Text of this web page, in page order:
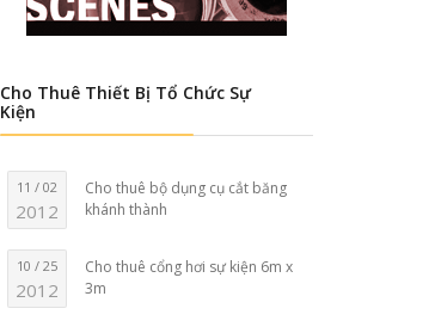
Cho Thuê Thiết Bị Tổ Chức Sự
Kiện
11 / 02
2012
Cho thuê bộ dụng cụ cắt băng
khánh thành
10 / 25
2012
Cho thuê cổng hơi sự kiện 6m x
3m